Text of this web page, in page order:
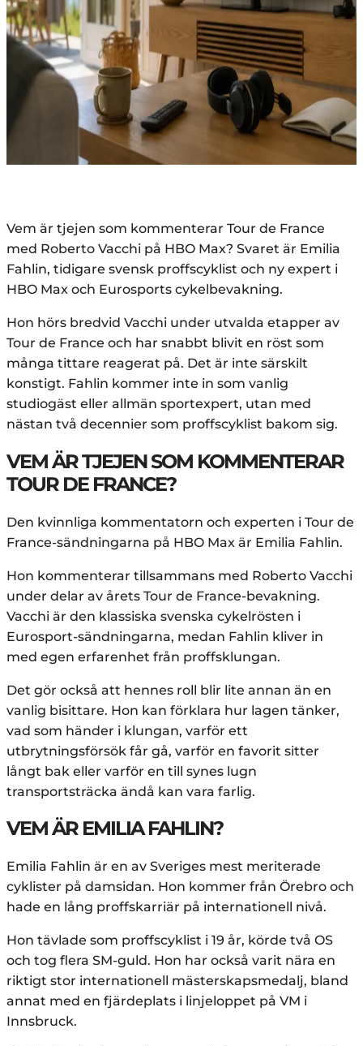
Vem är tjejen som kommenterar Tour de France
med Roberto Vacchi på HBO Max? Svaret är Emilia
Fahlin, tidigare svensk proffscyklist och ny expert i
HBO Max och Eurosports cykelbevakning.
Hon hörs bredvid Vacchi under utvalda etapper av
Tour de France och har snabbt blivit en röst som
många tittare reagerat på. Det är inte särskilt
konstigt. Fahlin kommer inte in som vanlig
studiogäst eller allmän sportexpert, utan med
nästan två decennier som proffscyklist bakom sig.
VEM ÄR TJEJEN SOM KOMMENTERAR
TOUR DE FRANCE?
Den kvinnliga kommentatorn och experten i Tour de
France-sändningarna på HBO Max är Emilia Fahlin.
Hon kommenterar tillsammans med Roberto Vacchi
under delar av årets Tour de France-bevakning.
Vacchi är den klassiska svenska cykelrösten i
Eurosport-sändningarna, medan Fahlin kliver in
med egen erfarenhet från proffsklungan.
Det gör också att hennes roll blir lite annan än en
vanlig bisittare. Hon kan förklara hur lagen tänker,
vad som händer i klungan, varför ett
utbrytningsförsök får gå, varför en favorit sitter
långt bak eller varför en till synes lugn
transportsträcka ändå kan vara farlig.
VEM ÄR EMILIA FAHLIN?
Emilia Fahlin är en av Sveriges mest meriterade
cyklister på damsidan. Hon kommer från Örebro och
hade en lång proffskarriär på internationell nivå.
Hon tävlade som proffscyklist i 19 år, körde två OS
och tog flera SM-guld. Hon har också varit nära en
riktigt stor internationell mästerskapsmedalj, bland
annat med en fjärdeplats i linjeloppet på VM i
Innsbruck.